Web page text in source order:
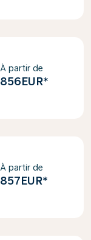
À partir de
856EUR*
À partir de
857EUR*